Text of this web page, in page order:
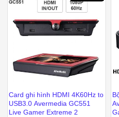
Card ghi hình HDMI 4K60Hz to
USB3.0 Avermedia GC551
Live Gamer Extreme 2